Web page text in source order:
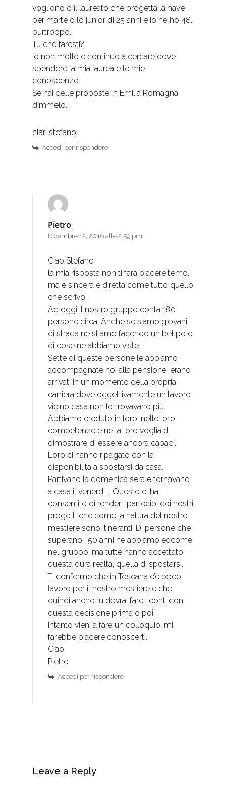
vogliono o il laureato che progetta la nave
per marte o lo junior di 25 anni e io ne ho 48,
purtroppo.
Tu che faresti?
Io non mollo e continuo a cercare dove
spendere la mia laurea e le mie
conoscenze.
Se hai delle proposte in Emilia Romagna
dimmelo.
clari stefano
Accedi per rispondere
Pietro
Dicembre 12, 2016 alle 2:59 pm
Ciao Stefano
la mia risposta non ti farà piacere temo,
ma è sincera e diretta come tutto quello
che scrivo.
Ad oggi il nostro gruppo conta 180
persone circa. Anche se siamo giovani
di strada ne stiamo facendo un bel po e
di cose ne abbiamo viste.
Sette di queste persone le abbiamo
accompagnate noi alla pensione, erano
arrivati in un momento della propria
carriera dove oggettivamente un lavoro
vicino casa non lo trovavano più.
Abbiamo creduto in loro, nelle loro
competenze e nella loro voglia di
dimostrare di essere ancora capaci.
Loro ci hanno ripagato con la
disponibilità a spostarsi da casa.
Partivano la domenica sera e tornavano
a casa il venerdi … Questo ci ha
consentito di renderli partecipi dei nostri
progetti che come la natura del nostro
mestiere sono itineranti. Di persone che
superano i 50 anni ne abbiamo eccome
nel gruppo, ma tutte hanno accettato
questa dura realtà, quella di spostarsi.
Ti confermo che in Toscana c’è poco
lavoro per il nostro mestiere e che
quindi anche tu dovrai fare i conti con
questa decisione prima o poi.
Intanto vieni a fare un colloquio, mi
farebbe piacere conoscerti.
Ciao
Pietro
Accedi per rispondere
Leave a Reply